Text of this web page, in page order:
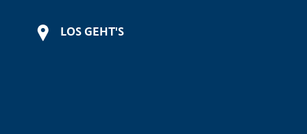
LOS GEHT'S